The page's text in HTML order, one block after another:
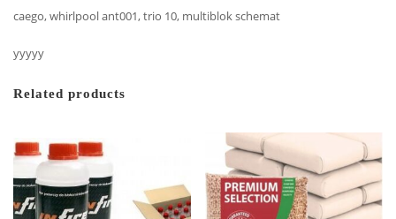
caego, whirlpool ant001, trio 10, multiblok schemat
yyyyy
Related products